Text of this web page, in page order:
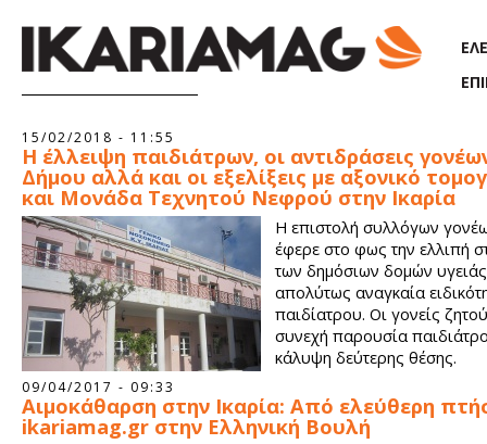
15/02/2018 - 11:55
Η έλλειψη παιδιάτρων, οι αντιδράσεις
Δήμου αλλά και οι εξελίξεις με αξονικό
και Μονάδα Τεχνητού Νεφρού στην Ικαρία
Η επιστολή συλλόγων
έφερε στο φως την ελλιπή
των δημόσιων δομών
απολύτως αναγκαία
παιδίατρου. Οι γονείς
συνεχή παρουσία
κάλυψη δεύτερης θέσης.
09/04/2017 - 09:33
Αιμοκάθαρση στην Ικαρία: Από ελεύθερη
ikariamag.gr στην Ελληνική Βουλή